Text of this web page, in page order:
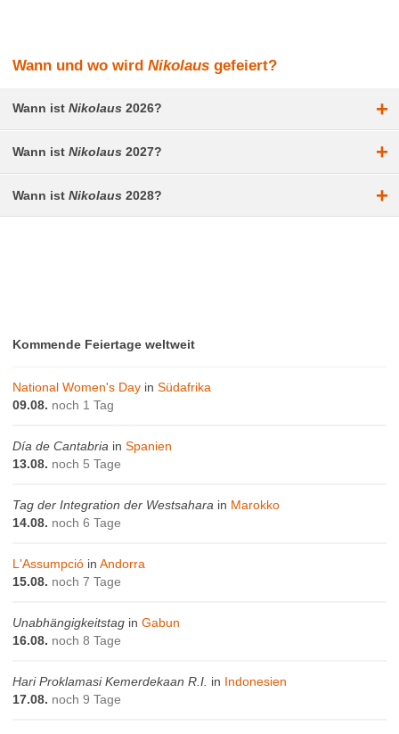
Wann und wo wirdNikolaus gefeiert?
Wann istNikolaus 2026? +
Wann istNikolaus 2027? +
Wann istNikolaus 2028? +
Kommende Feiertage weltweit
National Women's Day inSüdafrika
09.08. noch 1 Tag
Día de Cantabria inSpanien
13.08. noch 5 Tage
Tag der Integration der Westsahara in Marokko
14.08. noch 6 Tage
L'Assumpció inAndorra
15.08. noch 7 Tage
Unabhängigkeitstag inGabun
16.08. noch 8 Tage
Hari Proklamasi Kemerdekaan R.I. in Indonesien
17.08. noch 9 Tage